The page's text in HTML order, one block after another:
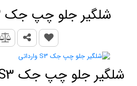
شلگیر جلو چپ جک S3 وارداتی
شلگیر جلو چپ جک S3 وارداتی